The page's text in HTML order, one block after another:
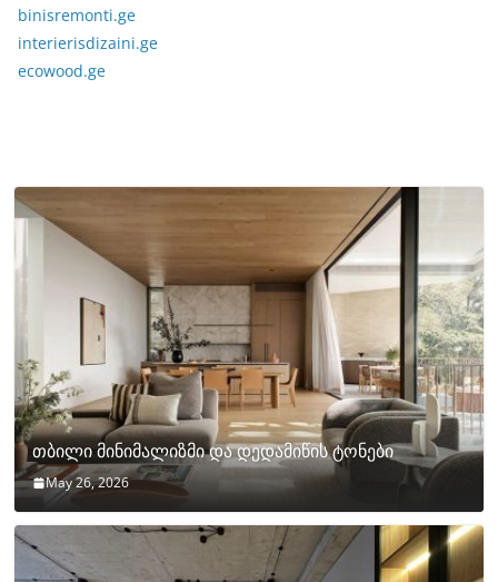
binisremonti.ge
interierisdizaini.ge
ecowood.ge
თბილი მინიმალიზმი და დედამიწის ტონები
May 26, 2026